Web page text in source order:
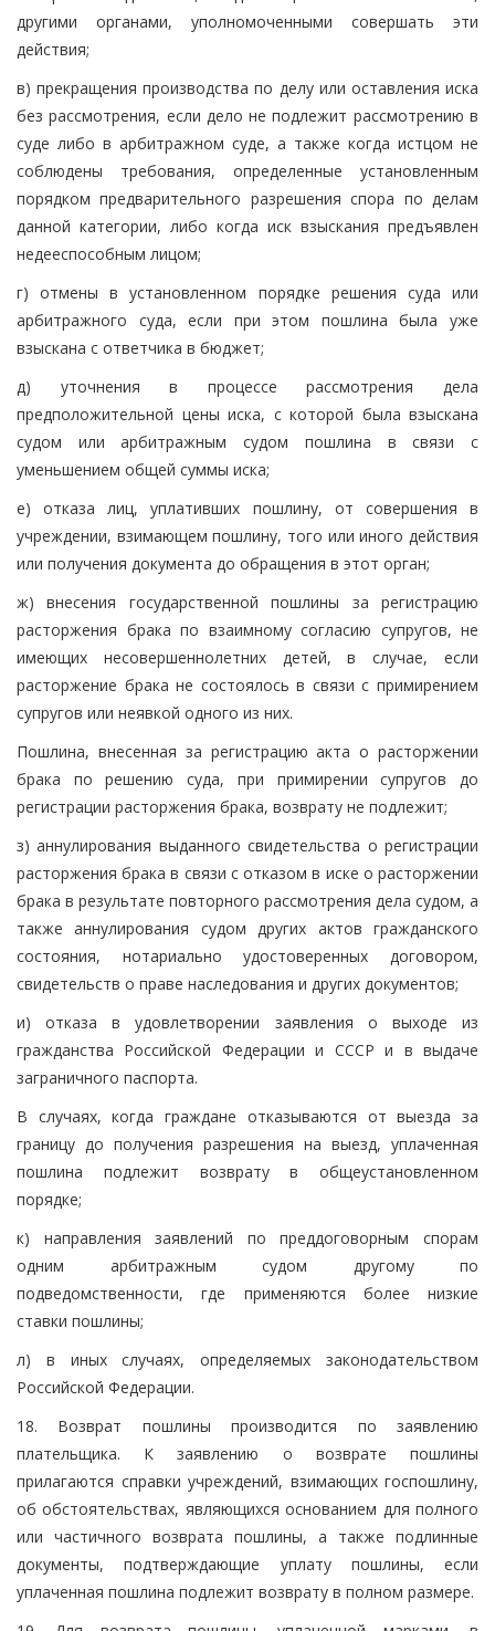
другими органами, уполномоченными совершать эти
действия;
в) прекращения производства по делу или оставления иска
без рассмотрения, если дело не подлежит рассмотрению в
суде либо в арбитражном суде, а также когда истцом не
соблюдены требования, определенные установленным
порядком предварительного разрешения спора по делам
данной категории, либо когда иск взыскания предъявлен
недееспособным лицом;
г) отмены в установленном порядке решения суда или
арбитражного суда, если при этом пошлина была уже
взыскана с ответчика в бюджет;
д) уточнения в процессе рассмотрения дела
предположительной цены иска, с которой была взыскана
судом или арбитражным судом пошлина в связи с
уменьшением общей суммы иска;
е) отказа лиц, уплативших пошлину, от совершения в
учреждении, взимающем пошлину, того или иного действия
или получения документа до обращения в этот орган;
ж) внесения государственной пошлины за регистрацию
расторжения брака по взаимному согласию супругов, не
имеющих несовершеннолетних детей, в случае, если
расторжение брака не состоялось в связи с примирением
супругов или неявкой одного из них.
Пошлина, внесенная за регистрацию акта о расторжении
брака по решению суда, при примирении супругов до
регистрации расторжения брака, возврату не подлежит;
з) аннулирования выданного свидетельства о регистрации
расторжения брака в связи с отказом в иске о расторжении
брака в результате повторного рассмотрения дела судом, а
также аннулирования судом других актов гражданского
состояния, нотариально удостоверенных договором,
свидетельств о праве наследования и других документов;
и) отказа в удовлетворении заявления о выходе из
гражданства Российской Федерации и СССР и в выдаче
заграничного паспорта.
В случаях, когда граждане отказываются от выезда за
границу до получения разрешения на выезд, уплаченная
пошлина подлежит возврату в общеустановленном
порядке;
к) направления заявлений по преддоговорным спорам
одним арбитражным судом другому по
подведомственности, где применяются более низкие
ставки пошлины;
л) в иных случаях, определяемых законодательством
Российской Федерации.
18. Возврат пошлины производится по заявлению
плательщика. К заявлению о возврате пошлины
прилагаются справки учреждений, взимающих госпошлину,
об обстоятельствах, являющихся основанием для полного
или частичного возврата пошлины, а также подлинные
документы, подтверждающие уплату пошлины, если
уплаченная пошлина подлежит возврату в полном размере.